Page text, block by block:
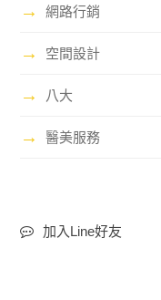
→ 網路行銷
→ 空間設計
→ 八大
→ 醫美服務
加入Line好友